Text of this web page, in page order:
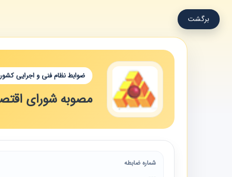
برگشت
ضوابط نظام فنی و اجرایی کشور
مصوبه شورای
شماره ضابطه